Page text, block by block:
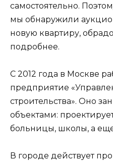
самостоятельно.
мы обнаружили
новую квартиру,
подробнее.
С 2012 года в Москве
предприятие
строительства». Оно
объектами:
больницы, школы, а
В городе действует